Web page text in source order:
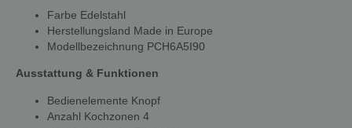
Farbe Edelstahl
Herstellungsland Made in Europe
Modellbezeichnung PCH6A5I90
Ausstattung & Funktionen
Bedienelemente Knopf
Anzahl Kochzonen 4